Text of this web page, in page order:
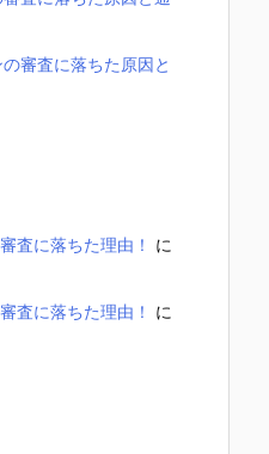
審査に落ちた原因と
査に落ちた理由！
に
査に落ちた理由！
に